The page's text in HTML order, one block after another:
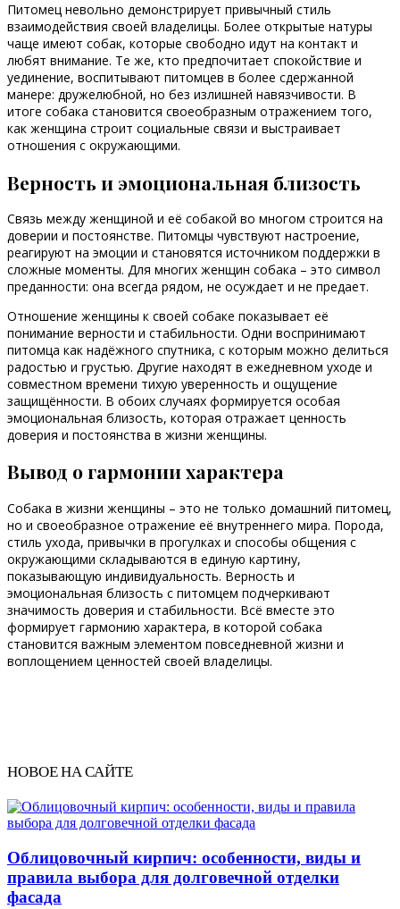
Питомец невольно демонстрирует привычный стиль
взаимодействия своей владелицы. Более открытые натуры
чаще имеют собак, которые свободно идут на контакт и
любят внимание. Те же, кто предпочитает спокойствие и
уединение, воспитывают питомцев в более сдержанной
манере: дружелюбной, но без излишней навязчивости. В
итоге собака становится своеобразным отражением того,
как женщина строит социальные связи и выстраивает
отношения с окружающими.
Верность и эмоциональная близость
Связь между женщиной и её собакой во многом строится на
доверии и постоянстве. Питомцы чувствуют настроение,
реагируют на эмоции и становятся источником поддержки в
сложные моменты. Для многих женщин собака – это символ
преданности: она всегда рядом, не осуждает и не предает.
Отношение женщины к своей собаке показывает её
понимание верности и стабильности. Одни воспринимают
питомца как надёжного спутника, с которым можно делиться
радостью и грустью. Другие находят в ежедневном уходе и
совместном времени тихую уверенность и ощущение
защищённости. В обоих случаях формируется особая
эмоциональная близость, которая отражает ценность
доверия и постоянства в жизни женщины.
Вывод о гармонии характера
Собака в жизни женщины – это не только домашний питомец,
но и своеобразное отражение её внутреннего мира. Порода,
стиль ухода, привычки в прогулках и способы общения с
окружающими складываются в единую картину,
показывающую индивидуальность. Верность и
эмоциональная близость с питомцем подчеркивают
значимость доверия и стабильности. Всё вместе это
формирует гармонию характера, в которой собака
становится важным элементом повседневной жизни и
воплощением ценностей своей владелицы.
НОВОЕ НА САЙТЕ
Облицовочный кирпич: особенности, виды и
правила выбора для долговечной отделки
фасада